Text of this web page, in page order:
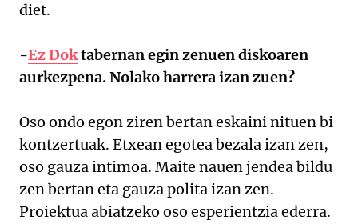
diet.
-Ez Doktabernan egin zenuen diskoaren
aurkezpena. Nolako harrera izan zuen?
Oso ondo egon ziren bertan eskaini nituen bi
kontzertuak. Etxean egotea bezala izan zen,
oso gauza intimoa. Maite nauen jendea bildu
zen bertan eta gauza polita izan zen.
Proiektua abiatzeko oso esperientzia ederra.